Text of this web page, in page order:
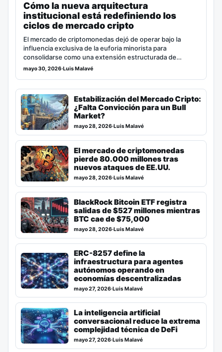
Cómo la nueva arquitectura
institucional está redefiniendo los
ciclos de mercado cripto
El mercado de criptomonedas dejó de operar bajo la
influencia exclusiva de la euforia minorista para
consolidarse como una extensión estructurada de…
mayo 30, 2026·Luis Malavé
Estabilización del Mercado Cripto:
¿Falta Convicción para un Bull
Market?
mayo 28, 2026·Luis Malavé
El mercado de criptomonedas
pierde 80.000 millones tras
nuevos ataques de EE.UU.
mayo 28, 2026·Luis Malavé
BlackRock Bitcoin ETF registra
salidas de $527 millones mientras
BTC cae de $75,000
mayo 28, 2026·Luis Malavé
ERC-8257 define la
infraestructura para agentes
autónomos operando en
economías descentralizadas
mayo 27, 2026·Luis Malavé
La inteligencia artificial
conversacional reduce la extrema
complejidad técnica de DeFi
mayo 27, 2026·Luis Malavé